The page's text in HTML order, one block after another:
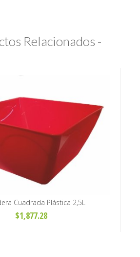
Relacionados -
Cuadrada Plástica 2,5L
$1,877.28